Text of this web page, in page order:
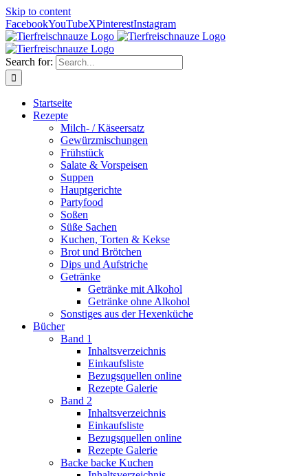
Skip to content
FacebookYouTubeXPinterestInstagram
Search for:
Startseite
Rezepte
Milch- / Käseersatz
Gewürzmischungen
Frühstück
Salate & Vorspeisen
Suppen
Hauptgerichte
Partyfood
Soßen
Süße Sachen
Kuchen, Torten & Kekse
Brot und Brötchen
Dips und Aufstriche
Getränke
Getränke mit Alkohol
Getränke ohne Alkohol
Sonstiges aus der Hexenküche
Bücher
Band 1
Inhaltsverzeichnis
Einkaufsliste
Bezugsquellen online
Rezepte Galerie
Band 2
Inhaltsverzeichnis
Einkaufsliste
Bezugsquellen online
Rezepte Galerie
Backe backe Kuchen